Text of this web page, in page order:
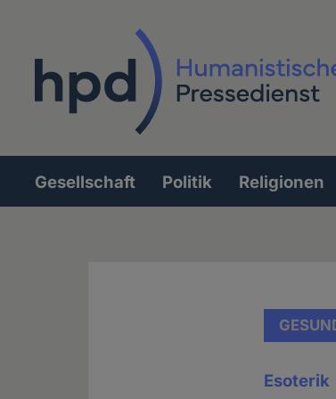
Hauptnavigation
Gesellschaft Politik Religionen
Esoterik